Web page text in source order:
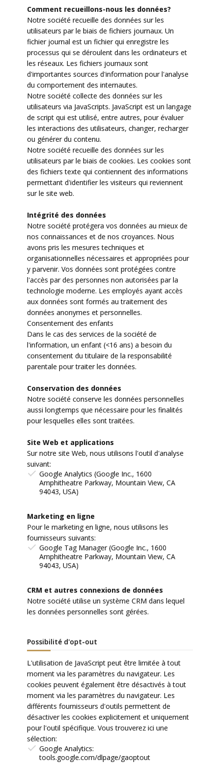
Comment recueillons-nous les données?
Notre société recueille des données sur les
utilisateurs par le biais de fichiers journaux. Un
fichier journal est un fichier qui enregistre les
processus qui se déroulent dans les ordinateurs et
les réseaux. Les fichiers journaux sont
d'importantes sources d'information pour l'analyse
du comportement des internautes.
Notre société collecte des données sur les
utilisateurs via JavaScripts. JavaScript est un langage
de script qui est utilisé, entre autres, pour évaluer
les interactions des utilisateurs, changer, recharger
ou générer du contenu.
Notre société recueille des données sur les
utilisateurs par le biais de cookies. Les cookies sont
des fichiers texte qui contiennent des informations
permettant d'identifier les visiteurs qui reviennent
sur le site web.
Intégrité des données
Notre société protégera vos données au mieux de
nos connaissances et de nos croyances. Nous
avons pris les mesures techniques et
organisationnelles nécessaires et appropriées pour
y parvenir. Vos données sont protégées contre
l'accès par des personnes non autorisées par la
technologie moderne. Les employés ayant accès
aux données sont formés au traitement des
données anonymes et personnelles.
Consentement des enfants
Dans le cas des services de la société de
l'information, un enfant (<16 ans) a besoin du
consentement du titulaire de la responsabilité
parentale pour traiter les données.
Conservation des données
Notre société conserve les données personnelles
aussi longtemps que nécessaire pour les finalités
pour lesquelles elles sont traitées.
Site Web et applications
Sur notre site Web, nous utilisons l'outil d'analyse
suivant:
Google Analytics (Google Inc., 1600
Amphitheatre Parkway, Mountain View, CA
94043, USA)
Marketing en ligne
Pour le marketing en ligne, nous utilisons les
fournisseurs suivants:
Google Tag Manager (Google Inc., 1600
Amphitheatre Parkway, Mountain View, CA
94043, USA)
CRM et autres connexions de données
Notre société utilise un système CRM dans lequel
les données personnelles sont gérées.
Possibilité d'opt-out
L'utilisation de JavaScript peut être limitée à tout
moment via les paramètres du navigateur. Les
cookies peuvent également être désactivés à tout
moment via les paramètres du navigateur. Les
différents fournisseurs d'outils permettent de
désactiver les cookies explicitement et uniquement
pour l'outil spécifique. Vous trouverez ici une
sélection:
Google Analytics:
tools.google.com/dlpage/gaoptout